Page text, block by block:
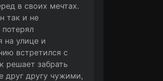
в своих мечтах.
так и не
на улице и
встретился с
решает забрать
друг другу чужими,